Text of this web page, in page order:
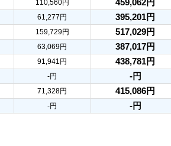
110,560円 459,062円
61,277円 395,201円
159,729円 517,029円
63,069円 387,017円
91,941円 438,781円
-円 -円
71,328円 415,086円
-円 -円